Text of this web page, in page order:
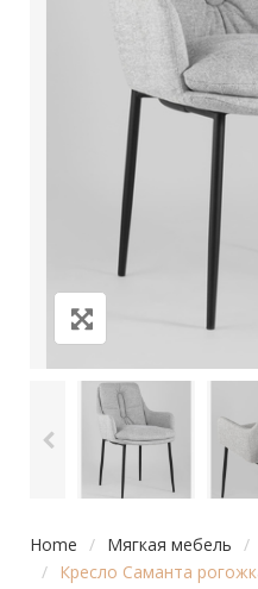
Home / Мягкая мебель /
/
Кресло Саманта